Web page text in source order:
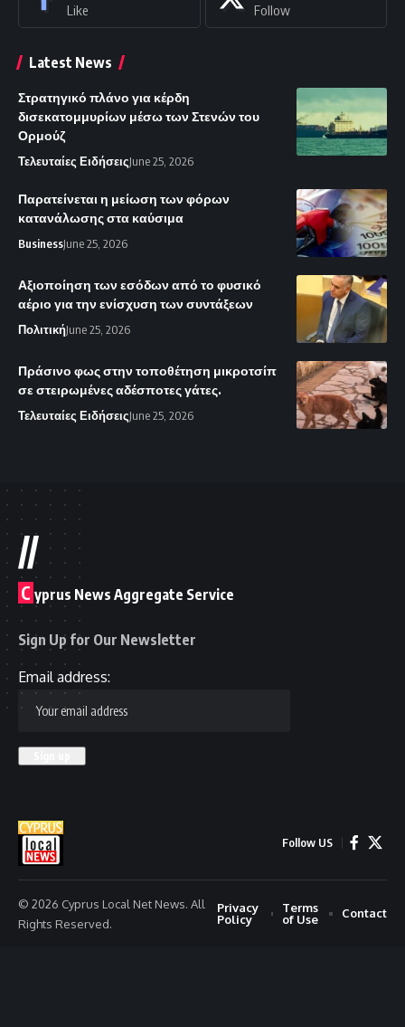
Like Follow
Latest News
Στρατηγικό πλάνο για κέρδη
δισεκατομμυρίων μέσω των Στενών του
Ορμούζ
Τελευταίες ΕιδήσειςJune 25, 2026
Παρατείνεται η μείωση των φόρων
κατανάλωσης στα καύσιμα
BusinessJune 25, 2026
Αξιοποίηση των εσόδων από το φυσικό
αέριο για την ενίσχυση των συντάξεων
ΠολιτικήJune 25, 2026
Πράσινο φως στην τοποθέτηση μικροτσίπ
σε στειρωμένες αδέσποτες γάτες.
Τελευταίες ΕιδήσειςJune 25, 2026
//
C yprus News Aggregate Service
Sign Up for Our Newsletter
Email address:
Follow US
© 2026 Cyprus Local Net News. All
Rights Reserved.
Privacy
Policy
Terms
of Use
Contact